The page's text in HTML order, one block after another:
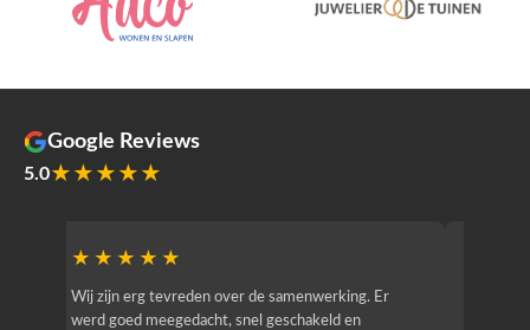
Google Reviews
5.0★★★★★
★★★★★
Wij zijn erg tevreden over de samenwerking. Er
werd goed meegedacht, snel geschakeld en